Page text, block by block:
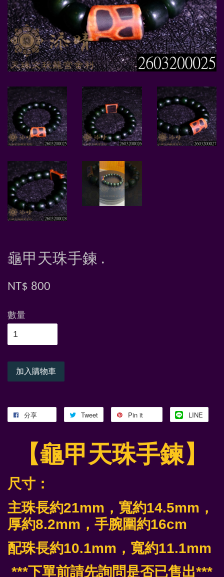
龜甲天珠手鍊 .
NT$ 800
數量
加入購物車
分享 Tweet Pin it LINE
【龜甲天珠手鍊】
尺寸：
主珠長約21mm，寬約14.5mm ，
厚約8.2mm ，手腕圍約16cm
配珠長約10.1mm ，寬約11.1mm
***下單前請先詢問是否已售出***